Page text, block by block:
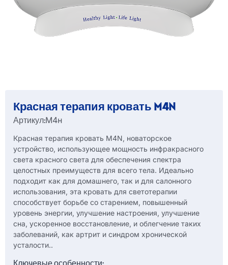
Красная терапия кровать M4N
Артикул:М4н
Красная терапия кровать M4N, новаторское
устройство, использующее мощность инфракрасного
света красного света для обеспечения спектра
целостных преимуществ для всего тела. Идеально
подходит как для домашнего, так и для салонного
использования, эта кровать для светотерапии
способствует борьбе со старением, повышенный
уровень энергии, улучшение настроения, улучшение
сна, ускоренное восстановление, и облегчение таких
заболеваний, как артрит и синдром хронической
усталости..